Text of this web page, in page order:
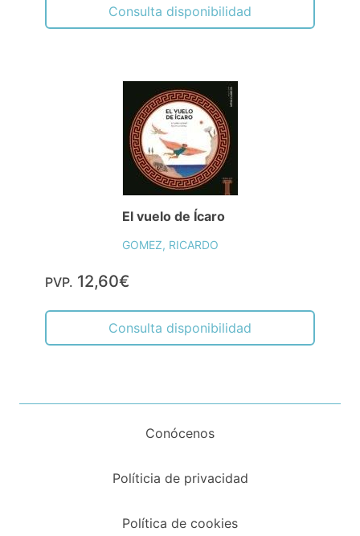
Consulta disponibilidad
El vuelo de Ícaro
GOMEZ, RICARDO
PVP. 12,60€
Consulta disponibilidad
Conócenos
Políticia de privacidad
Política de cookies